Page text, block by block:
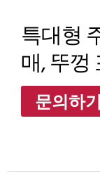
특대형
매, 뚜껑
문의하기